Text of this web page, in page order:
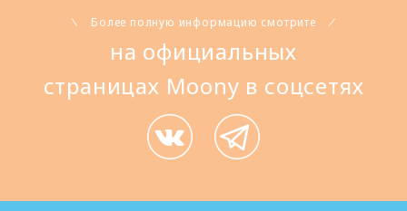
Более полную информацию смотрите
на официальных
страницах Moony в соцсетях